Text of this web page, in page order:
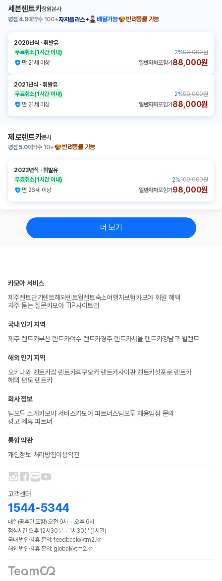
세븐렌트카창원본사
평점 4.9예약수 100+자차플러스+ 배달가능 반려동물 가능
2020년식 ㆍ휘발유
무료취소(1시간 이내) 2%90,000원
만 21세 이상
일반자차포함가88,000원
2021년식 ㆍ휘발유
무료취소(1시간 이내) 2%90,000원
만 21세 이상
일반자차포함가88,000원
제로렌트카본사
평점 5.0예약수 10+ 반려동물 가능
2023년식 ㆍ휘발유
무료취소(1시간 이내) 2%100,000원
만 26세 이상
일반자차포함가98,000원
더 보기
카모아 서비스
제주렌트단기렌트해외렌트월렌트숙소여행자보험카모아 회원 혜택
자주 묻는 질문카모아 TIP사이트맵
국내 인기 지역
제주 렌트카부산 렌트카여수 렌트카경주 렌트카서울 렌트카강남구 월렌트
해외 인기 지역
오키나와 렌트카괌 렌트카후쿠오카 렌트카사이판 렌트카삿포로 렌트카
해외 편도 렌트카
회사 정보
팀오투 소개카모아 서비스카모아 파트너스팀오투 채용입점 문의
광고 제휴 파트너
통합 약관
개인정보 처리방침이용약관
고객센터
1544-5344
매일(공휴일 포함) 오전 9시 ~ 오후 6시
점심시간 오후 12시30분 ~ 1시30분 (1시간)
국내 법인·제휴 문의: feedback@tm2.kr
해외 법인·제휴 문의: global@tm2.kr